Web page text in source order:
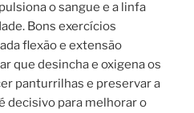
o sangue e a linfa
Bons exercícios
flexão e extensão
que desincha e oxigena os
panturrilhas e preservar a
decisivo para melhorar o